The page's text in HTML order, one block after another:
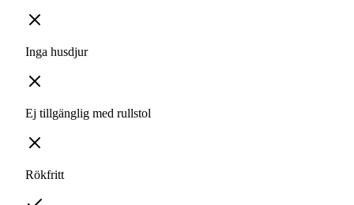
Inga husdjur
Ej tillgänglig med rullstol
Rökfritt